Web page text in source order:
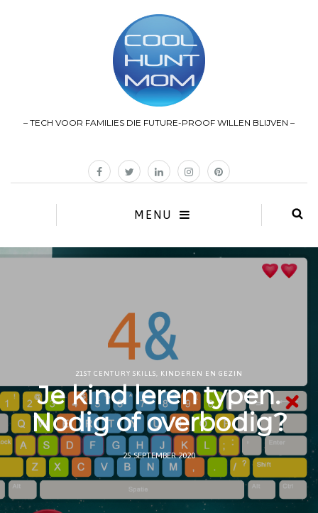
– TECH VOOR FAMILIES DIE FUTURE-PROOF WILLEN BLIJVEN –
MENU
21ST CENTURY SKILLS KINDEREN EN GEZIN
Je kind leren typen.
Nodig of overbodig?
25 SEPTEMBER 2020